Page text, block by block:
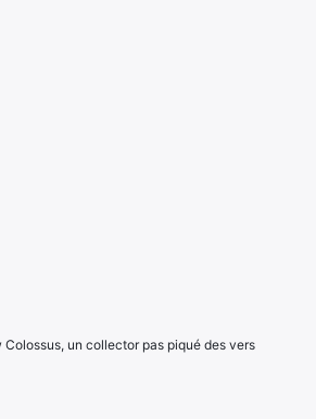
Colossus, un collector pas piqué des vers